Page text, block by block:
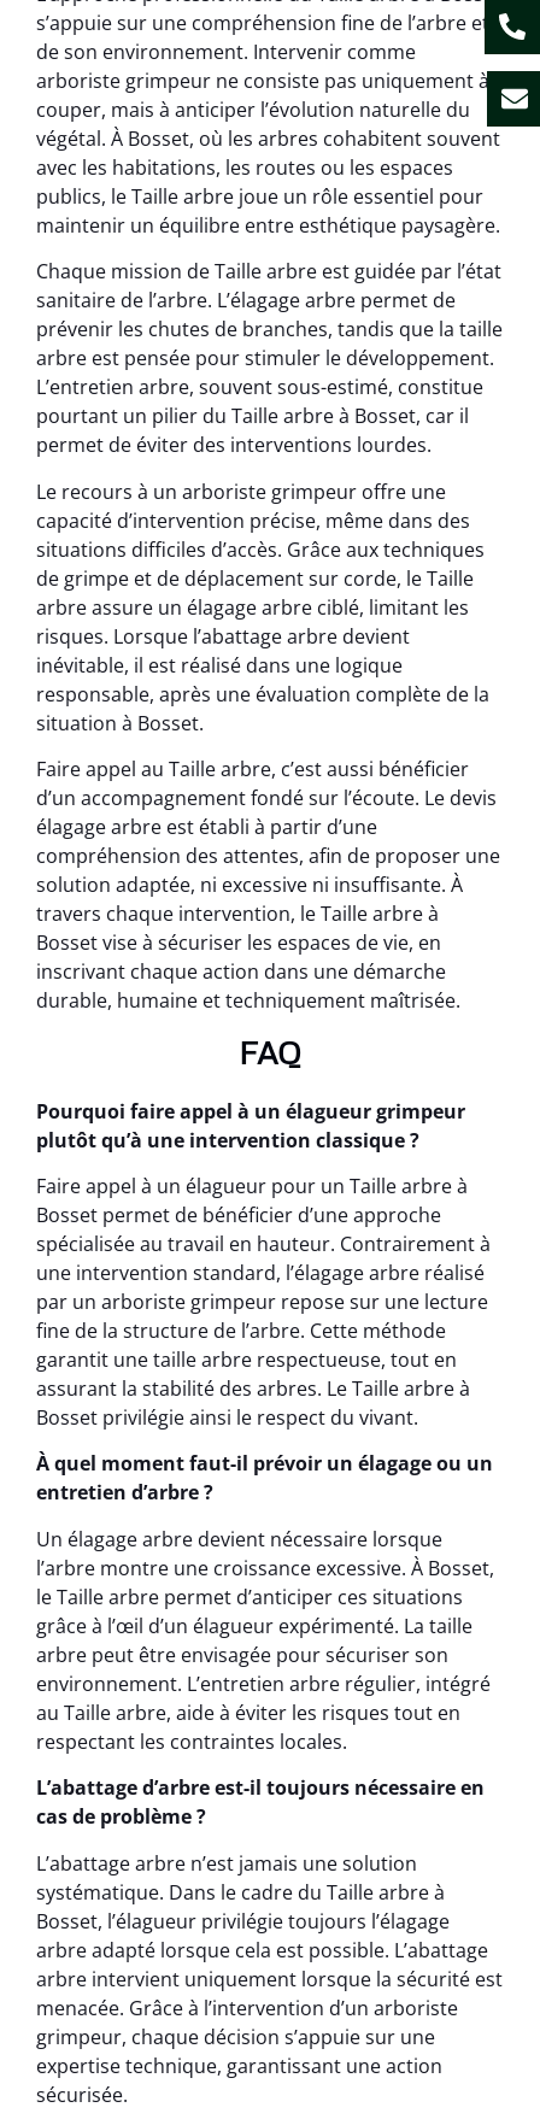
s’appuie sur une compréhension fine de l’arbre et
de son environnement. Intervenir comme
arboriste grimpeur ne consiste pas uniquement à
couper, mais à anticiper l’évolution naturelle du
végétal. À Bosset, où les arbres cohabitent souvent
avec les habitations, les routes ou les espaces
publics, le Taille arbre joue un rôle essentiel pour
maintenir un équilibre entre esthétique paysagère.
Chaque mission de Taille arbre est guidée par l’état
sanitaire de l’arbre. L’élagage arbre permet de
prévenir les chutes de branches, tandis que la taille
arbre est pensée pour stimuler le développement.
L’entretien arbre, souvent sous-estimé, constitue
pourtant un pilier du Taille arbre à Bosset, car il
permet de éviter des interventions lourdes.
Le recours à un arboriste grimpeur offre une
capacité d’intervention précise, même dans des
situations difficiles d’accès. Grâce aux techniques
de grimpe et de déplacement sur corde, le Taille
arbre assure un élagage arbre ciblé, limitant les
risques. Lorsque l’abattage arbre devient
inévitable, il est réalisé dans une logique
responsable, après une évaluation complète de la
situation à Bosset.
Faire appel au Taille arbre, c’est aussi bénéficier
d’un accompagnement fondé sur l’écoute. Le devis
élagage arbre est établi à partir d’une
compréhension des attentes, afin de proposer une
solution adaptée, ni excessive ni insuffisante. À
travers chaque intervention, le Taille arbre à
Bosset vise à sécuriser les espaces de vie, en
inscrivant chaque action dans une démarche
durable, humaine et techniquement maîtrisée.
FAQ
Pourquoi faire appel à un élagueur grimpeur
plutôt qu’à une intervention classique ?
Faire appel à un élagueur pour un Taille arbre à
Bosset permet de bénéficier d’une approche
spécialisée au travail en hauteur. Contrairement à
une intervention standard, l’élagage arbre réalisé
par un arboriste grimpeur repose sur une lecture
fine de la structure de l’arbre. Cette méthode
garantit une taille arbre respectueuse, tout en
assurant la stabilité des arbres. Le Taille arbre à
Bosset privilégie ainsi le respect du vivant.
À quel moment faut-il prévoir un élagage ou un
entretien d’arbre ?
Un élagage arbre devient nécessaire lorsque
l’arbre montre une croissance excessive. À Bosset,
le Taille arbre permet d’anticiper ces situations
grâce à l’œil d’un élagueur expérimenté. La taille
arbre peut être envisagée pour sécuriser son
environnement. L’entretien arbre régulier, intégré
au Taille arbre, aide à éviter les risques tout en
respectant les contraintes locales.
L’abattage d’arbre est-il toujours nécessaire en
cas de problème ?
L’abattage arbre n’est jamais une solution
systématique. Dans le cadre du Taille arbre à
Bosset, l’élagueur privilégie toujours l’élagage
arbre adapté lorsque cela est possible. L’abattage
arbre intervient uniquement lorsque la sécurité est
menacée. Grâce à l’intervention d’un arboriste
grimpeur, chaque décision s’appuie sur une
expertise technique, garantissant une action
sécurisée.